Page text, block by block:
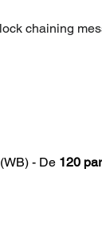
chaining
- De 120